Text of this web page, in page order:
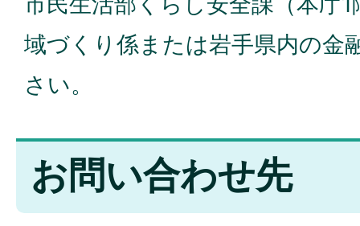
域づくり係または岩手県内の金
さい。
お問い合わせ先